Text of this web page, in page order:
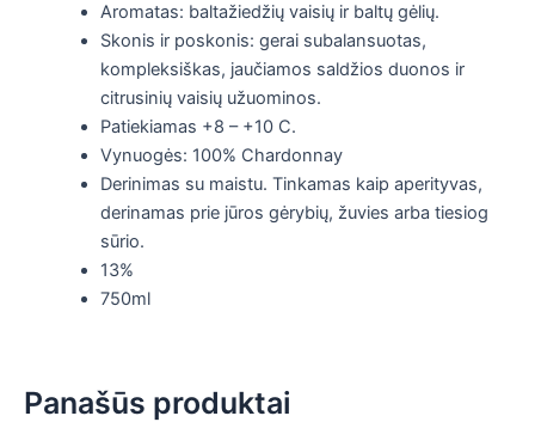
Aromatas: baltažiedžių vaisių ir baltų gėlių.
Skonis ir poskonis: gerai subalansuotas,
kompleksiškas, jaučiamos saldžios duonos ir
citrusinių vaisių užuominos.
Patiekiamas +8 – +10 С.
Vynuogės: 100% Chardonnay
Derinimas su maistu. Tinkamas kaip aperityvas,
derinamas prie jūros gėrybių, žuvies arba tiesiog
sūrio.
13%
750ml
Panašūs produktai